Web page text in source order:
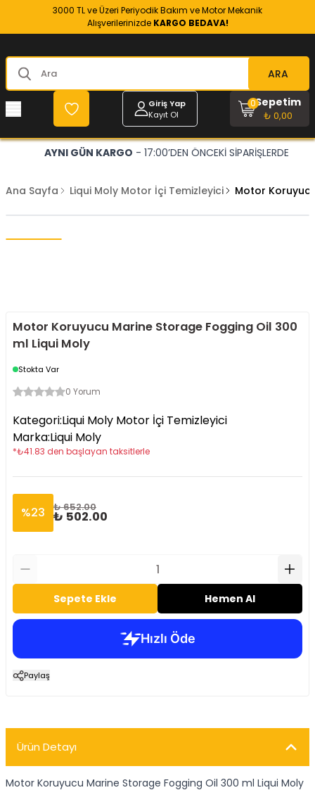
3000 TL ve Üzeri Periyodik Bakım ve Motor Mekanik
Alışverilerinizde KARGO BEDAVA!
ARA
Giriş Yap
Kayıt Ol
Sepetim
₺ 0,00
0
AYNI GÜN KARGO - 17:00’DEN ÖNCEKİ SİPARİŞLERDE
Ana Sayfa Liqui Moly Motor İçi Temizleyici Motor
Motor Koruyucu Marine Storage Fogging Oil 300
ml Liqui Moly
Stokta Var
0 Yorum
Kategori:Liqui Moly Motor İçi Temizleyici
Marka:Liqui Moly
*₺41.83 den başlayan taksitlerle
%23 ₺ 652.00
₺ 502.00
Sepete Ekle Hemen Al
Paylaş
Ürün Detayı
Motor Koruyucu Marine Storage Fogging Oil 300 ml Liqui Moly